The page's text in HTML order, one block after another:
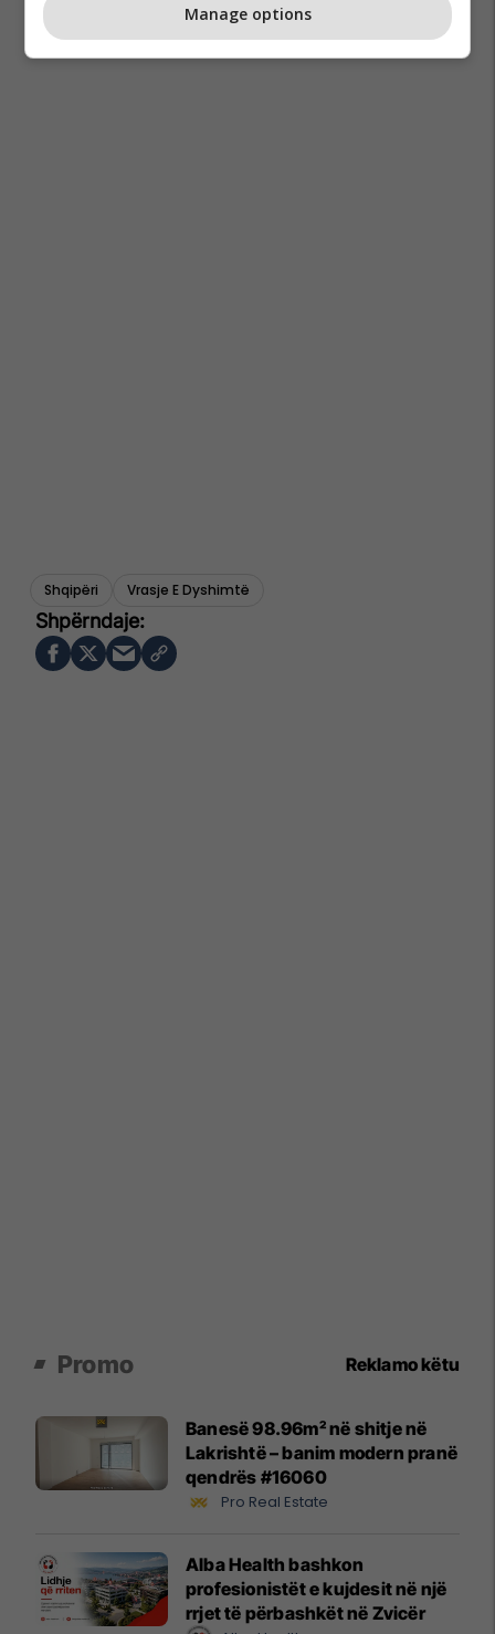
Shqipëri Vrasje E Dyshimtë
Promo Reklamo këtu
Banesë 98.96m² në shitje në
Lakrishtë – banim modern pranë
qendrës #16060
Pro Real Estate
Alba Health bashkon
profesionistët e kujdesit në një
rrjet të përbashkët në Zvicër
Manage options